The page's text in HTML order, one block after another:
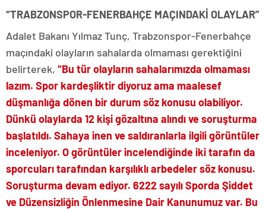
“TRABZONSPOR-FENERBAHÇE MAÇINDAKİ OLAYLAR”
Adalet Bakanı Yılmaz Tunç, Trabzonspor-Fenerbahçe
maçındaki olayların sahalarda olmaması gerektiğini
belirterek, “Bu tür olayların sahalarımızda olmaması
lazım. Spor kardeşliktir diyoruz ama maalesef
düşmanlığa dönen bir durum söz konusu olabiliyor.
Dünkü olaylarda 12 kişi gözaltına alındı ve soruşturma
başlatıldı. Sahaya inen ve saldıranlarla ilgili görüntüler
inceleniyor. O görüntüler incelendiğinde iki tarafın da
sporcuları tarafından karşılıklı arbedeler söz konusu.
Soruşturma devam ediyor. 6222 sayılı Sporda Şiddet
ve Düzensizliğin Önlenmesine Dair Kanunumuz var. Bu